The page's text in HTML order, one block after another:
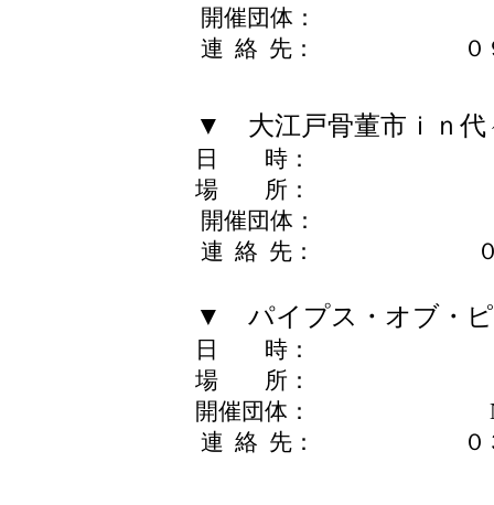
開催団体： （社）
連 絡 先： ０９０－
▼ 大江戸骨董市ｉｎ代
日 時： 12月27日
場 所： ケヤ
開催団体： 大江戸
連 絡 先： ０３－
▼ パイプス・オブ・
日 時： 12月27日
場 所： 野外
開催団体： NPO
連 絡 先： ０３－